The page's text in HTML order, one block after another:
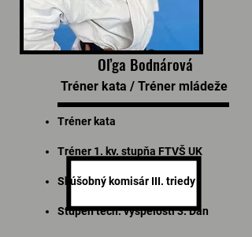
Oľga Bodnárová
Tréner kata / Tréner mládeže
Tréner kata
Tréner 1. kv. stupňa FTVŠ UK
Skúšobný komisár III. triedy
Stupeň tech. vyspelosti 3. Dan